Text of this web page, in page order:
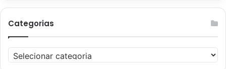
Categorias
Categorias